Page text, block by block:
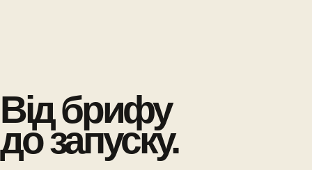
Від брифу
до запуску.